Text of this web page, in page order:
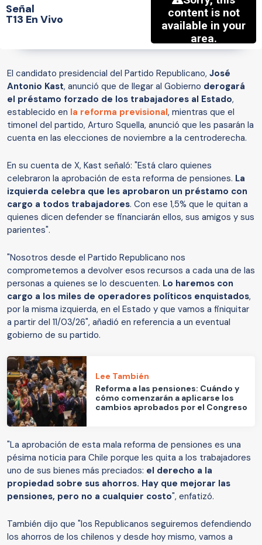
Señal
T13 En Vivo
El candidato presidencial del Partido Republicano, José
Antonio Kast, anunció que de llegar al Gobierno derogará
el préstamo forzado de los trabajadores al Estado,
establecido en la reforma previsional, mientras que el
timonel del partido, Arturo Squella, anunció que les pasarán la
cuenta en las elecciones de noviembre a la centroderecha.
En su cuenta de X, Kast señaló: "Está claro quienes
celebraron la aprobación de esta reforma de pensiones. La
izquierda celebra que les aprobaron un préstamo con
cargo a todos trabajadores. Con ese 1,5% que le quitan a
quienes dicen defender se financiarán ellos, sus amigos y sus
parientes".
"Nosotros desde el Partido Republicano nos
comprometemos a devolver esos recursos a cada una de las
personas a quienes se lo descuenten. Lo haremos con
cargo a los miles de operadores políticos enquistados,
por la misma izquierda, en el Estado y que vamos a finiquitar
a partir del 11/03/26", añadió en referencia a un eventual
gobierno de su partido.
Lee También
Reforma a las pensiones: Cuándo y
cómo comenzarán a aplicarse los
cambios aprobados por el Congreso
"La aprobación de esta mala reforma de pensiones es una
pésima noticia para Chile porque les quita a los trabajadores
uno de sus bienes más preciados: el derecho a la
propiedad sobre sus ahorros. Hay que mejorar las
pensiones, pero no a cualquier costo", enfatizó.
También dijo que "los Republicanos seguiremos defendiendo
los ahorros de los chilenos y desde hoy mismo, vamos a